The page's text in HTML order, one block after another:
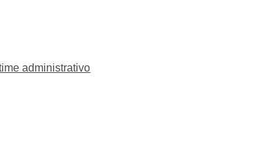
administrativo